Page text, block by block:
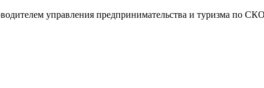
управления предпринимательства и туризма по